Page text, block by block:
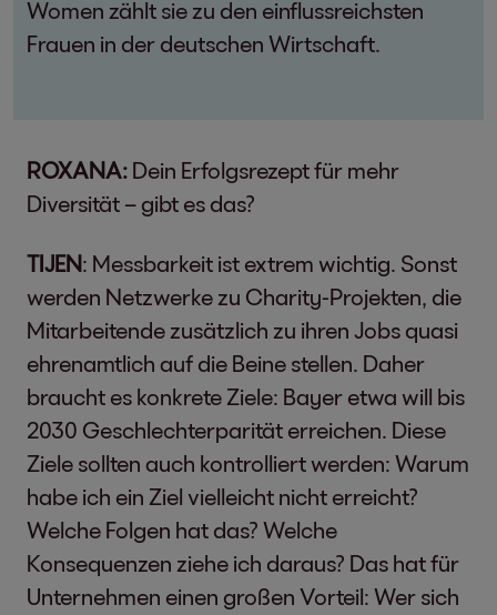
Women zählt sie zu den einflussreichsten
Frauen in der deutschen Wirtschaft.
ROXANA: Dein Erfolgsrezept für mehr
Diversität – gibt es das?
TIJEN: Messbarkeit ist extrem wichtig. Sonst
werden Netzwerke zu Charity-Projekten, die
Mitarbeitende zusätzlich zu ihren Jobs quasi
ehrenamtlich auf die Beine stellen. Daher
braucht es konkrete Ziele: Bayer etwa will bis
2030 Geschlechterparität erreichen. Diese
Ziele sollten auch kontrolliert werden: Warum
habe ich ein Ziel vielleicht nicht erreicht?
Welche Folgen hat das? Welche
Konsequenzen ziehe ich daraus? Das hat für
Unternehmen einen großen Vorteil: Wer sich